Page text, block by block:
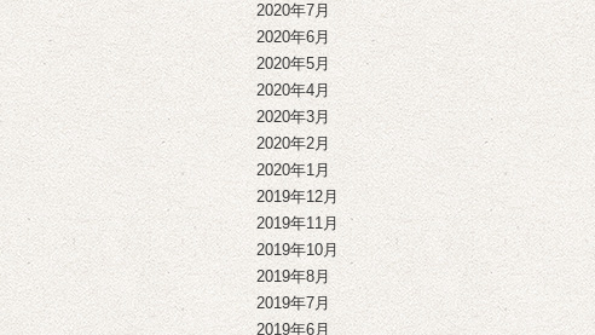
2020年7月
2020年6月
2020年5月
2020年4月
2020年3月
2020年2月
2020年1月
2019年12月
2019年11月
2019年10月
2019年8月
2019年7月
2019年6月